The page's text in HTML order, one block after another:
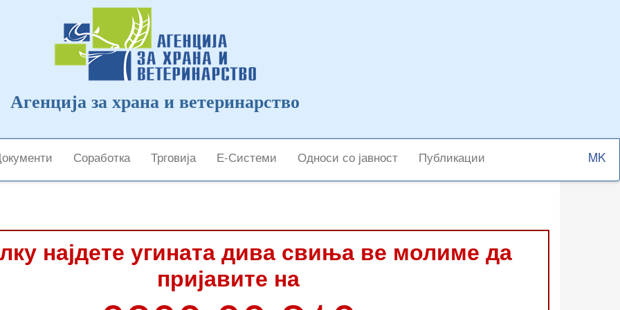
Агенција за храна и ветеринарство
Соработка Трговија Е-Системи Односи со јавност Публикации
Select
your
најдете угината дива свиња ве молиме да
пријавите на